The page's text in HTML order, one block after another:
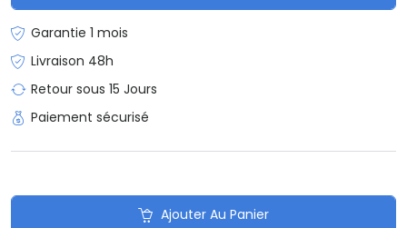
Garantie 1 mois
Livraison 48h
Retour sous 15 Jours
Paiement sécurisé
Ajouter Au Panier